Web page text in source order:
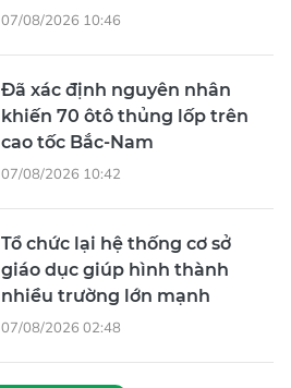
07/08/2026 10:46
Đã xác định nguyên nhân
khiến 70 ôtô thủng lốp trên
cao tốc Bắc-Nam
07/08/2026 10:42
Tổ chức lại hệ thống cơ sở
giáo dục giúp hình thành
nhiều trường lớn mạnh
07/08/2026 02:48